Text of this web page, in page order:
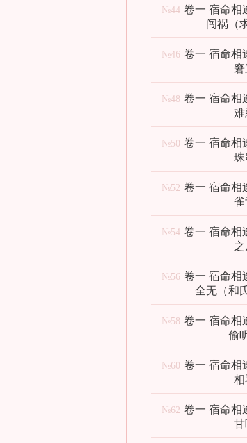
№44 卷一 宿命相
闯祸（
№46 卷一 宿命相
窘
№48 卷一 宿命相
难
№50 卷一 宿命相
珠
№52 卷一 宿命相
雀
№54 卷一 宿命相
№56 卷一 宿命相
全无（和
№58 卷一 宿命相
偷
№60 卷一 宿命相
相
№62 卷一 宿命相
甘